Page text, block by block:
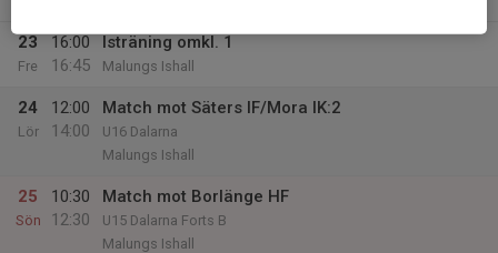
23
Fre
16:00
16:45
Isträning omkl. 1
Malungs Ishall
24
Lör
12:00
14:00
Match mot Säters IF/Mora IK:2
U16 Dalarna
Malungs Ishall
25
Sön
10:30
12:30
Match mot Borlänge HF
U15 Dalarna Forts B
Malungs Ishall